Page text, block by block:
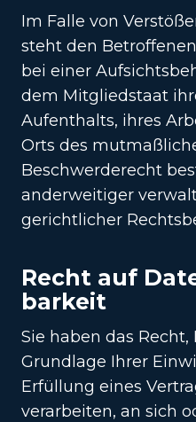
Im Falle von
steht den
bei einer
dem Mitgliedstaat
Aufenthalts, ihres
Orts des
Beschwerderecht
anderweitiger
gerichtlicher
Recht auf
barkeit
Sie haben das
Grundlage Ihrer
Erfüllung eines
verarbeiten, an sich